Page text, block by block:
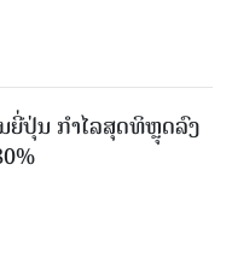
ຍີ່ປຸ່ນ ກຳໄລສຸດທິຫຼຸດລົງ